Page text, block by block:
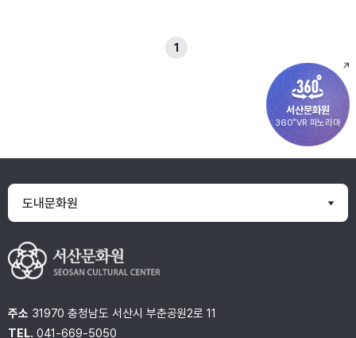
1
서산문화원
360˚VR 파노라마
주소 31970 충청남도 서산시 부춘공원2로 11
TEL. 041-669-5050
도내문화원